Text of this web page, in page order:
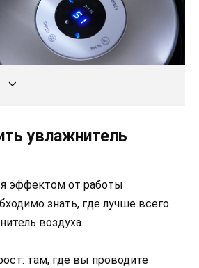
увлажнитель
эффектом от работы
знать, где лучше всего
воздуха.
там, где вы проводите